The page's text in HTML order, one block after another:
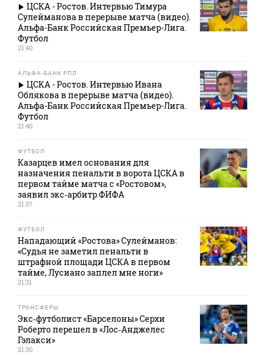
ЦСКА - Ростов. Интервью Тимура
Сулейманова в перерыве матча (видео).
Альфа-Банк Российская Премьер-Лига.
Футбол
21:40
АЛЬФА-БАНК РПЛ
ЦСКА - Ростов. Интервью Ивана
Облякова в перерыве матча (видео).
Альфа-Банк Российская Премьер-Лига.
Футбол
21:40
ФУТБОЛ
Казарцев имел основания для
назначения пенальти в ворота ЦСКА в
первом тайме матча с «Ростовом»,
заявил экс‑арбитр ФИФА
21:37
ФУТБОЛ
Нападающий «Ростова» Сулейманов:
«Судья не заметил пенальти в
штрафной площади ЦСКА в первом
тайме, Лусиано заплел мне ноги»
21:31
ТРАНСФЕРЫ
Экс‑футболист «Барселоны» Серхи
Роберто перешел в «Лос‑Анджелес
Гэлакси»
21:30